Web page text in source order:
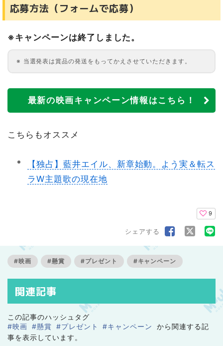
応募方法（フォームで応募）
※キャンペーンは終了しました。
当選発表は賞品の発送をもってかえさせていただきます。
最新の映画キャンペーン情報はこちら！
こちらもオススメ
【独占】藍井エイル、新章始動。よう実＆転ス
ラW主題歌の現在地
9
シェアする
#映画 #懸賞 #プレゼント #キャンペーン
関連記事
この記事のハッシュタグ
#映画 #懸賞 #プレゼント #キャンペーン
から関連する記
事を表示しています。